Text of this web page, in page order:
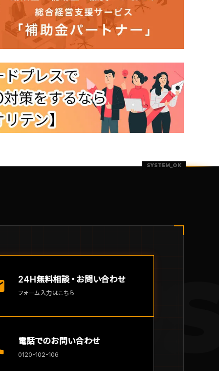
24H無料相談・お問い合わせ
フォーム入力はこちら
電話でのお問い合わせ
0120-102-106